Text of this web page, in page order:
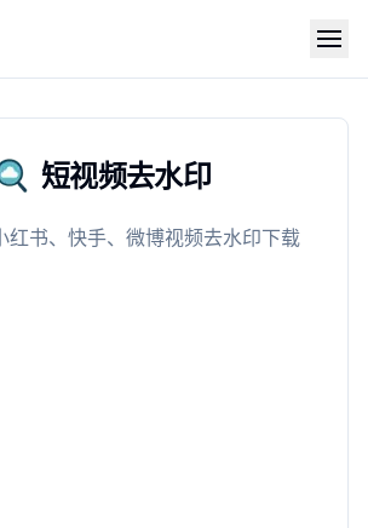
短视频去水印
红书、快手、微博视频去水印下载